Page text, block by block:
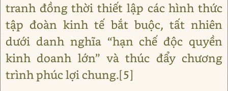
tranh đồng thời thiết lập các hình thức
tập đoàn kinh tế bắt buộc, tất nhiên
dưới danh nghĩa “hạn chế độc quyền
kinh doanh lớn” và thúc đẩy chương
trình phúc lợi chung.[5]